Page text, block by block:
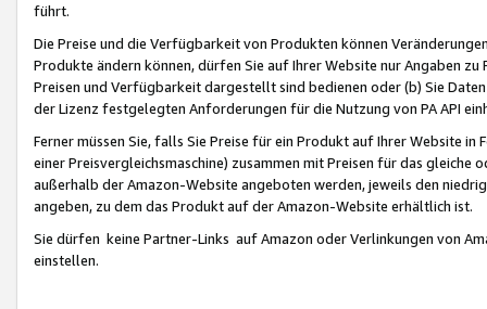
führt.
Die Preise und die Verfügbarkeit von Produkten können
Produkte ändern können, dürfen Sie auf Ihrer Website nur Angaben
Preisen und Verfügbarkeit dargestellt sind bedienen oder (b) Sie
der Lizenz festgelegten Anforderungen für die Nutzung von PA API
Ferner müssen Sie, falls Sie Preise für ein Produkt auf Ihrer Website
einer Preisvergleichsmaschine) zusammen mit Preisen für das
außerhalb der Amazon-Website angeboten werden, jeweils den
angeben, zu dem das Produkt auf der Amazon-Website erhältlich ist.
Sie dürfen keine Partner-Links auf Amazon oder Verlinkungen von
einstellen.